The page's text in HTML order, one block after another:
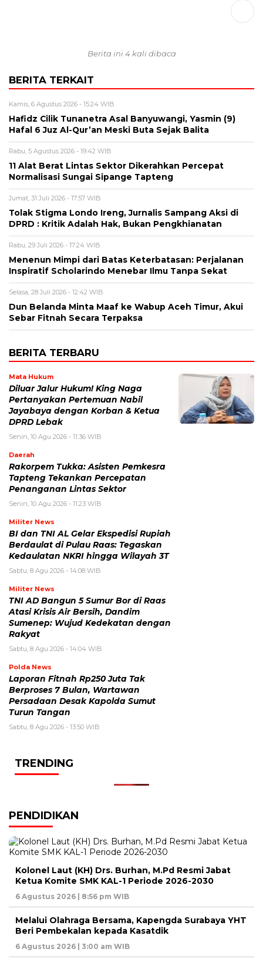
Berita ini 4 kali dibaca
BERITA TERKAIT
Kamis, 6 Agustus 2026 - 15:24 WIB
Hafidz Cilik Tunanetra Asal Banyuwangi, Yasmin (9)
Hafal 6 Juz Al-Qur’an Meski Buta Sejak Balita
Rabu, 5 Agustus 2026 - 19:42 WIB
11 Alat Berat Lintas Sektor Dikerahkan Percepat
Normalisasi Sungai Sipange Tapteng
Jumat, 31 Juli 2026 - 17:57 WIB
Tolak Stigma Londo Ireng, Jurnalis Sampang Aksi di
DPRD : Kritik Adalah Hak, Bukan Pengkhianatan
Rabu, 29 Juli 2026 - 17:24 WIB
Menenun Mimpi dari Batas Keterbatasan: Perjalanan
Inspiratif Scholarindo Menebar Ilmu Tanpa Sekat
Selasa, 28 Juli 2026 - 12:42 WIB
Dun Belanda Minta Maaf ke Wabup Aceh Timur, Akui
Sebar Fitnah Secara Terpaksa
BERITA TERBARU
Mata Hukum
Diluar Jalur Hukum! King Naga
Pertanyakan Pertemuan Nabil
Jayabaya dengan Korban & Ketua
DPRD Lebak
Senin, 10 Agu 2026 - 11:36 WIB
Daerah
Rakorpem Tukka: Asisten Pemkesra
Tapteng Tekankan Percepatan
Penanganan Lintas Sektor
Senin, 10 Agu 2026 - 11:23 WIB
Militer News
BI dan TNI AL Gelar Ekspedisi Rupiah
Berdaulat di Pulau Raas: Tegaskan
Kedaulatan NKRI hingga Wilayah 3T
Sabtu, 8 Agu 2026 - 14:08 WIB
Militer News
TNI AD Bangun 5 Sumur Bor di Raas
Atasi Krisis Air Bersih, Dandim
Sumenep: Wujud Kedekatan dengan
Rakyat
Sabtu, 8 Agu 2026 - 14:04 WIB
Polda News
Laporan Fitnah Rp250 Juta Tak
Berproses 7 Bulan, Wartawan
Persadaan Desak Kapolda Sumut
Turun Tangan
Sabtu, 8 Agu 2026 - 13:50 WIB
TRENDING
PENDIDIKAN
Kolonel Laut (KH) Drs. Burhan, M.Pd Resmi Jabat
Ketua Komite SMK KAL-1 Periode 2026-2030
6 Agustus 2026 | 8:56 pm WIB
Melalui Olahraga Bersama, Kapengda Surabaya YHT
Beri Pembekalan kepada Kasatdik
6 Agustus 2026 | 3:00 am WIB